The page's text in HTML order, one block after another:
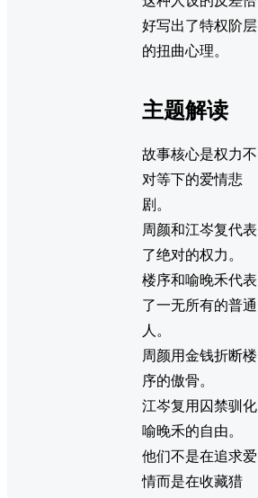
好写出了特权阶层
的扭曲心理。
主题解读
故事核心是权力不
对等下的爱情悲
剧。
周颜和江岑复代表
了绝对的权力。
楼序和喻晚禾代表
了一无所有的普通
人。
周颜用金钱折断楼
序的傲骨。
江岑复用囚禁驯化
喻晚禾的自由。
他们不是在追求爱
情而是在收藏猎